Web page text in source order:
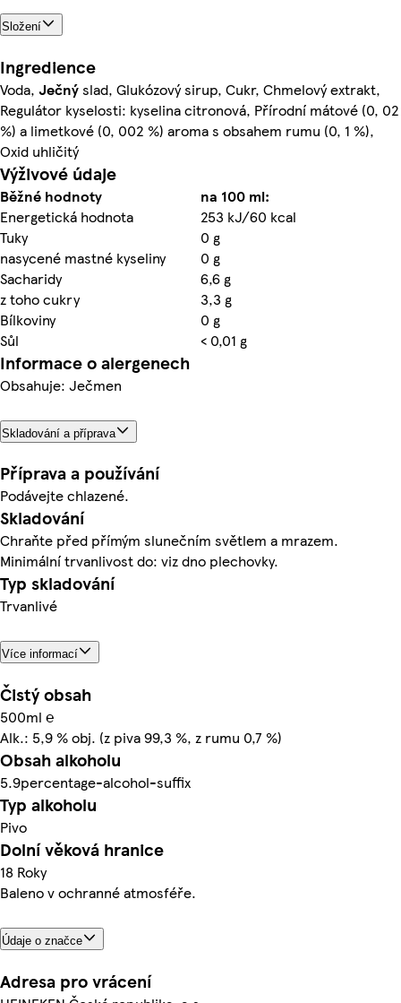
Složení
Ingredience
Voda, Ječnýslad, Glukózový sirup, Cukr, Chmelový extrakt,
Regulátor kyselosti: kyselina citronová, Přírodní mátové (0, 02
%) a limetkové (0, 002 %) aroma s obsahem rumu (0, 1 %),
Oxid uhličitý
Výživové údaje
Běžné hodnoty
na 100 ml:
Energetická hodnota
253 kJ/60 kcal
Tuky
0 g
nasycené mastné kyseliny
0 g
Sacharidy
6,6 g
z toho cukry
3,3 g
Bílkoviny
0 g
Sůl
< 0,01 g
Informace o alergenech
Obsahuje: Ječmen
Skladování a příprava
Příprava a používání
Podávejte chlazené.
Skladování
Chraňte před přímým slunečním světlem a mrazem.
Minimální trvanlivost do: viz dno plechovky.
Typ skladování
Trvanlivé
Více informací
Čistý obsah
500ml ℮
Alk.: 5,9 % obj. (z piva 99,3 %, z rumu 0,7 %)
Obsah alkoholu
5.9percentage-alcohol-suffix
Typ alkoholu
Pivo
Dolní věková hranice
18 Roky
Baleno v ochranné atmosféře.
Údaje o značce
Adresa pro vrácení